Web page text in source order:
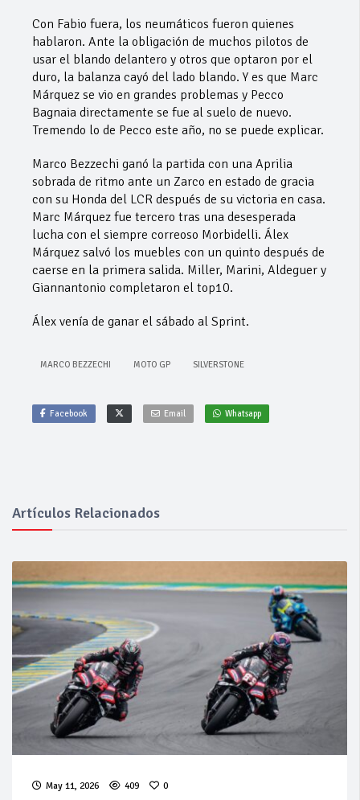
Con Fabio fuera, los neumáticos fueron quienes
hablaron. Ante la obligación de muchos pilotos de
usar el blando delantero y otros que optaron por el
duro, la balanza cayó del lado blando. Y es que Marc
Márquez se vio en grandes problemas y Pecco
Bagnaia directamente se fue al suelo de nuevo.
Tremendo lo de Pecco este año, no se puede explicar.
Marco Bezzechi ganó la partida con una Aprilia
sobrada de ritmo ante un Zarco en estado de gracia
con su Honda del LCR después de su victoria en casa.
Marc Márquez fue tercero tras una desesperada
lucha con el siempre correoso Morbidelli. Álex
Márquez salvó los muebles con un quinto después de
caerse en la primera salida. Miller, Marini, Aldeguer y
Giannantonio completaron el top10.
Álex venía de ganar el sábado al Sprint.
MARCO BEZZECHI MOTO GP SILVERSTONE
Facebook Email Whatsapp
Artículos Relacionados
May 11, 2026 409 0